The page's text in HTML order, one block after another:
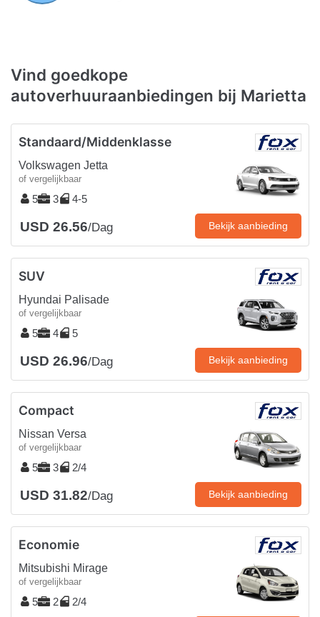
Vind goedkope
autoverhuuraanbiedingen bij Marietta
Standaard/Middenklasse
Volkswagen Jetta
of vergelijkbaar
5 3 4-5
USD 26.56/Dag Bekijk aanbieding
SUV
Hyundai Palisade
of vergelijkbaar
5 4 5
USD 26.96/Dag Bekijk aanbieding
Compact
Nissan Versa
of vergelijkbaar
5 3 2/4
USD 31.82/Dag Bekijk aanbieding
Economie
Mitsubishi Mirage
of vergelijkbaar
5 2 2/4